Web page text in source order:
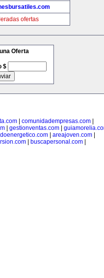
ofertas
Oferta
$
comunidadempresas.com
gestionventas.com
| areajoven.com|
| buscapersonal.com|